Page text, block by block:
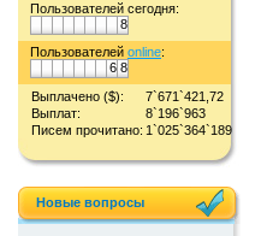
Пользователей сегодня:
8
Пользователей online:
6 8
Выплачено ($):
7`671`421,72
Выплат:
8`196`963
Писем прочитано: 1`025`364`189
Новые вопросы